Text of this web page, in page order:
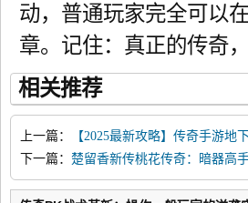
动，普通玩家完全可以
章。记住：真正的传奇
相关推荐
上一篇：
【2025最新攻略】传奇手游地
突破七大核心门槛提升爆装率
下一篇： 楚留香新传桃花传奇：暗器高
攻略